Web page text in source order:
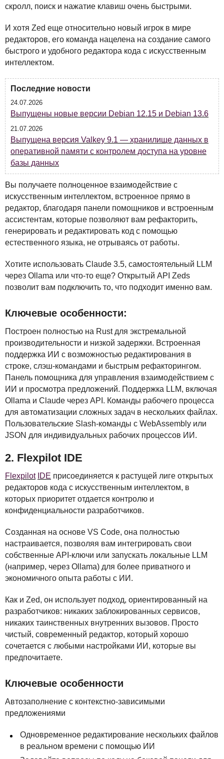
скролл, поиск и нажатие клавиш очень быстрыми.
И хотя Zed еще относительно новый игрок в мире
редакторов, его команда нацелена на создание самого
быстрого и удобного редактора кода с искусственным
интеллектом.
Последние новости
24.07.2026
Выпущены новые версии Debian 12.15 и Debian 13.6
21.07.2026
Выпущена версия Valkey 9.1 — хранилище данных в
оперативной памяти с контролем доступа на уровне
базы данных
Вы получаете полноценное взаимодействие с
искусственным интеллектом, встроенное прямо в
редактор, благодаря панели помощников и встроенным
ассистентам, которые позволяют вам рефакторить,
генерировать и редактировать код с помощью
естественного языка, не отрываясь от работы.
Хотите использовать Claude 3.5, самостоятельный LLM
через Ollama или что-то еще? Открытый API Zeds
позволит вам подключить то, что подходит именно вам.
Ключевые особенности:
Построен полностью на Rust для экстремальной
производительности и низкой задержки. Встроенная
поддержка ИИ с возможностью редактирования в
строке, слэш-командами и быстрым рефакторингом.
Панель помощника для управления взаимодействием с
ИИ и просмотра предложений. Поддержка LLM, включая
Ollama и Claude через API . Команды рабочего процесса
для автоматизации сложных задач в нескольких файлах.
Пользовательские Slash-команды с WebAssembly или
JSON для индивидуальных рабочих процессов ИИ.
2. Flexpilot IDE
Flexpilot IDE присоединяется к растущей лиге открытых
редакторов кода с искусственным интеллектом, в
которых приоритет отдается контролю и
конфиденциальности разработчиков.
Созданная на основе VS Code, она полностью
настраивается, позволяя вам интегрировать свои
собственные API -ключи или запускать локальные LLM
(например, через Ollama) для более приватного и
экономичного опыта работы с ИИ.
Как и Zed, он использует подход, ориентированный на
разработчиков: никаких заблокированных сервисов,
никаких таинственных внутренних вызовов. Просто
чистый, современный редактор, который хорошо
сочетается с любыми настройками ИИ, которые вы
предпочитаете.
Ключевые особенности
Автозаполнение с контекстно-зависимыми
предложениями
Одновременное редактирование нескольких файлов
в реальном времени с помощью ИИ